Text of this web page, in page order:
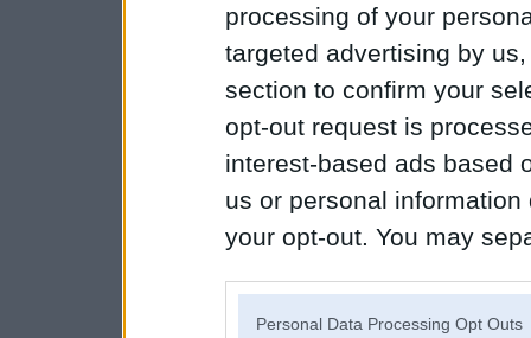
processing of your
targeted advertising by
section to confirm your
opt-out request is
interest-based ads based
us or personal
your opt-out. You may
Personal Data Processing Opt Outs